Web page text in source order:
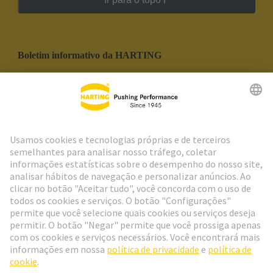
Boletim informativo da HARTING
Social Media
Portugal Português